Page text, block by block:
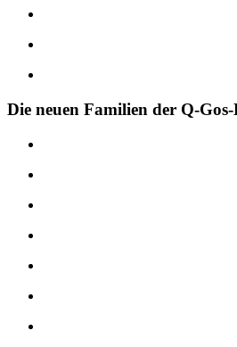
Die neuen Familien der Q-